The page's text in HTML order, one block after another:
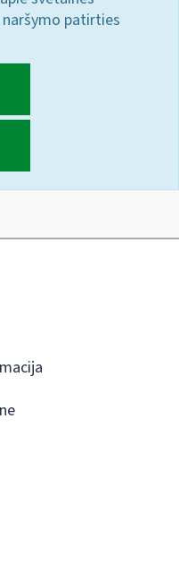
patirties